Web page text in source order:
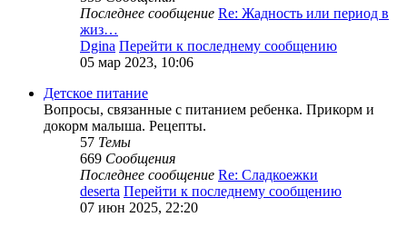
Последнее сообщение Re: Жадность или период в
жиз…
Dgina Перейти к последнему сообщению
05 мар 2023, 10:06
Детское питание
Вопросы, связанные с питанием ребенка. Прикорм и
докорм малыша. Рецепты.
57 Темы
669 Сообщения
Последнее сообщение Re: Сладкоежки
deserta Перейти к последнему сообщению
07 июн 2025, 22:20